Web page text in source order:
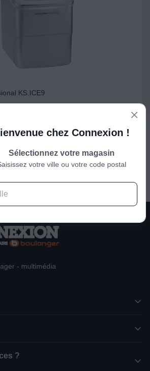
KS.ICE9
- multimédia
?
chez Connexion !
Sélectionnez votre magasin
votre ville ou votre code postal